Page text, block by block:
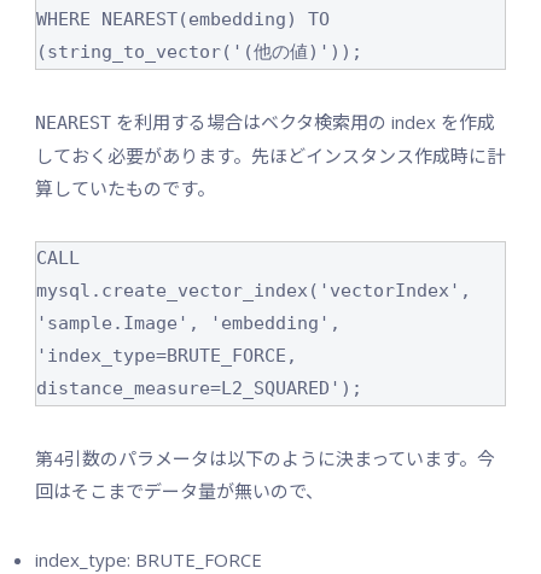
WHERE NEAREST(embedding) TO
(string_to_vector('(他の値)'));
NEARESTを利用する場合はベクタ検索用の index を作成
しておく必要があります。先ほどインスタンス作成時に計
算していたものです。
CALL
mysql.create_vector_index('vectorIndex',
'sample.Image', 'embedding',
'index_type=BRUTE_FORCE,
distance_measure=L2_SQUARED');
第4引数のパラメータは以下のように決まっています。今
回はそこまでデータ量が無いので、
index_type: BRUTE_FORCE